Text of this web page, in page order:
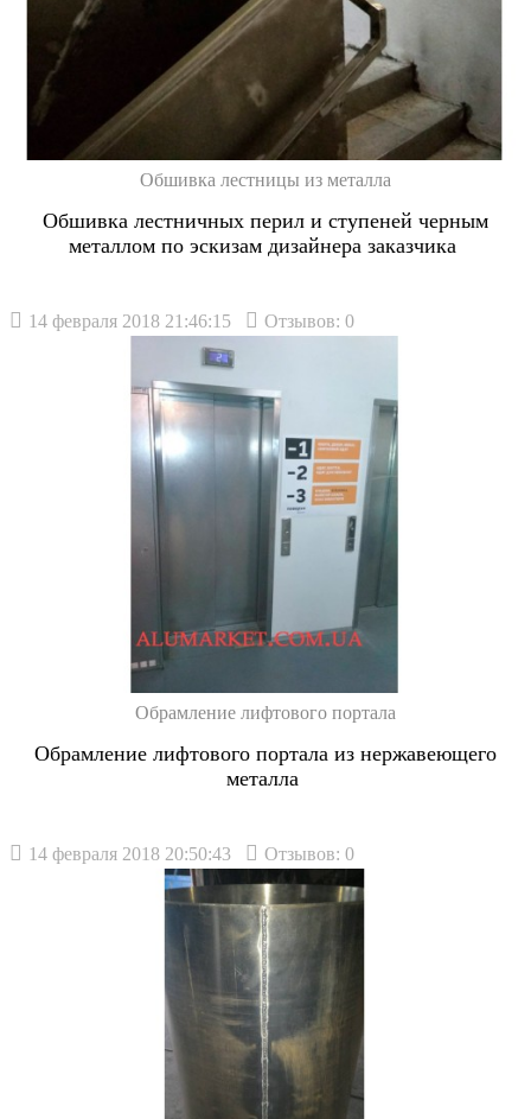
Обшивка лестницы из металла
Обшивка лестничных перил и ступеней черным
металлом по эскизам дизайнера заказчика
14 февраля 2018 21:46:15 Отзывов: 0
Обрамление лифтового портала
Обрамление лифтового портала из нержавеющего
металла
14 февраля 2018 20:50:43 Отзывов: 0